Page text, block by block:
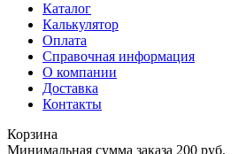
Каталог
Калькулятор
Оплата
Справочная информация
О компании
Доставка
Контакты
Корзина
Минимальная сумма заказа 200 руб.